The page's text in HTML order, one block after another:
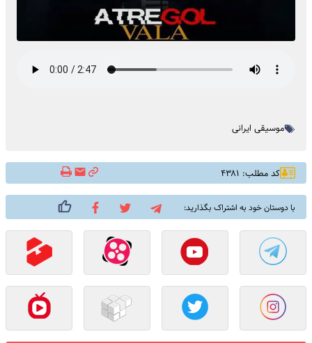
موسیقی ایرانی
کد مطلب: ۴۳۸۱
با دوستان خود به اشتراک بگذارید: